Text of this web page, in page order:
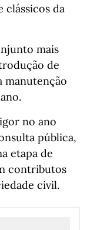
clássicos da
mais
de
manutenção
no ano
pública,
etapa de
contributos
civil.